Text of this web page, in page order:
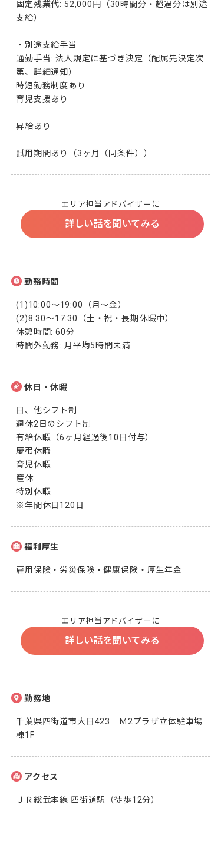
固定残業代: 52,000円（30時間分・超過分は別途
支給）
・別途支給手当
通勤手当: 法人規定に基づき決定（配属先決定次
第、詳細通知）
時短勤務制度あり
育児支援あり
昇給あり
試用期間あり（3ヶ月（同条件））
エリア担当アドバイザーに
詳しい話を聞いてみる
勤務時間
(1)10:00～19:00（月～金）
(2)8:30～17:30（土・祝・長期休暇中）
休憩時間: 60分
時間外勤務: 月平均5時間未満
休日・休暇
日、他シフト制
週休2日のシフト制
有給休暇（6ヶ月経過後10日付与）
慶弔休暇
育児休暇
産休
特別休暇
※年間休日120日
福利厚生
雇用保険・労災保険・健康保険・厚生年金
エリア担当アドバイザーに
詳しい話を聞いてみる
勤務地
千葉県四街道市大日423　Ｍ2プラザ立体駐車場
棟1F
アクセス
ＪＲ総武本線 四街道駅（徒歩12分）